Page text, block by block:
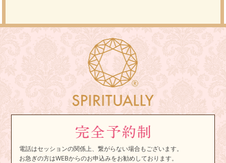
電話はセッションの関係上、繋がらない場合もございます。
お急ぎの方はWEBからのお申込みをお勧めしております。